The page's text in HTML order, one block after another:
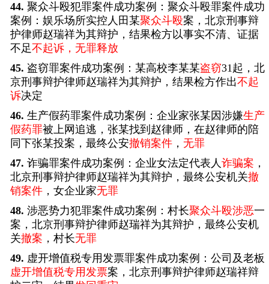
44. 聚众斗殴犯罪案件成功案例：聚众斗殴罪案件成功
案例：娱乐场所实控人田某聚众斗殴案，北京刑事辩
护律师赵瑞祥为其辩护，结果检方以事实不清、证据
不足不起诉，无罪释放
45. 盗窃罪案件成功案例：某高校李某某盗窃31起，北
京刑事辩护律师赵瑞祥为其辩护，结果检方作出不起
诉决定
46. 生产假药罪案件成功案例：企业家张某因涉嫌生产
假药罪被上网追逃，张某找到赵律师，在赵律师的陪
同下张某投案，最终公安撤销案件 ， 无罪
47. 诈骗罪案件成功案例：企业女法定代表人诈骗案 ，
北京刑事辩护律师赵瑞祥为其辩护，最终公安机关撤
销案件 ，女企业家无罪
48. 涉恶势力犯罪案件成功案例：村长聚众斗殴涉恶一
案，北京刑事辩护律师赵瑞祥为其辩护，最终公安机
关撤案 ，村长无罪
49. 虚开增值税专用发票罪案件成功案例：公司及老板
虚开增值税专用发票案，北京刑事辩护律师赵瑞祥辩